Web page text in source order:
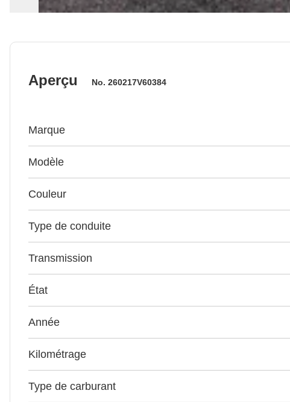
Aperçu No. 260217V60384
Marque
Modèle
Couleur
Type de conduite
Transmission
État
Année
Kilométrage
Type de carburant